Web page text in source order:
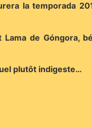
la temporada
de Góngora,
plutôt indigeste…